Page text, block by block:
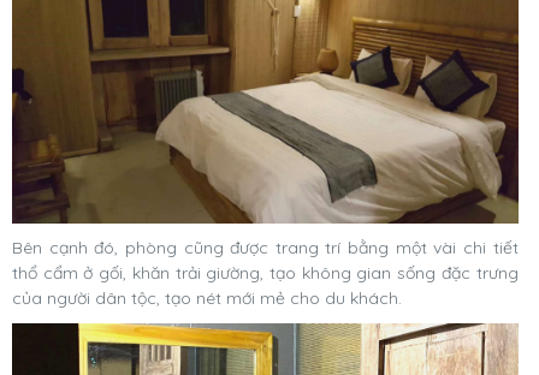
Bên cạnh đó, phòng cũng được trang trí bằng một vài chi tiết
thổ cẩm ở gối, khăn trải giường, tạo không gian sống đặc trưng
của người dân tộc, tạo nét mới mẻ cho du khách.